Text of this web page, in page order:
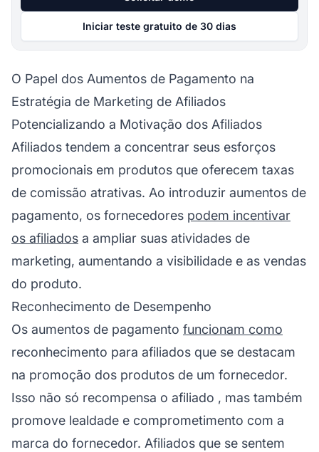
Iniciar teste gratuito de 30 dias
O Papel dos Aumentos de Pagamento na
Estratégia de Marketing de Afiliados
Potencializando a Motivação dos Afiliados
Afiliados tendem a concentrar seus esforços
promocionais em produtos que oferecem taxas
de comissão atrativas. Ao introduzir aumentos de
pagamento, os fornecedores podem incentivar
os afiliados a ampliar suas atividades de
marketing, aumentando a visibilidade e as vendas
do produto.
Reconhecimento de Desempenho
Os aumentos de pagamento funcionam como
reconhecimento para afiliados que se destacam
na promoção dos produtos de um fornecedor.
Isso não só recompensa o afiliado , mas também
promove lealdade e comprometimento com a
marca do fornecedor. Afiliados que se sentem